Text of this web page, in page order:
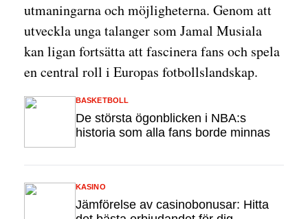
utmaningarna och möjligheterna. Genom att
utveckla unga talanger som Jamal Musiala
kan ligan fortsätta att fascinera fans och spela
en central roll i Europas fotbollslandskap.
De största ögonblicken i NBA:s
historia som alla fans borde minnas
BASKETBOLL
Jämförelse av casinobonusar: Hitta
KASINO